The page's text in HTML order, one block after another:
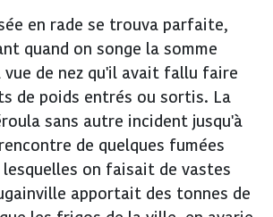
en rade se trouva parfaite,
quand on songe la somme
de nez qu'il avait fallu faire
de poids entrés ou sortis. La
sans autre incident jusqu'à
de quelques fumées
on faisait de vastes
apportait des tonnes de